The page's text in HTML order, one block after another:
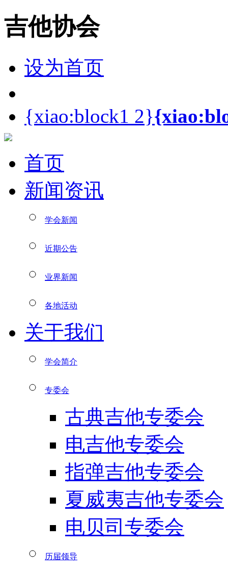
吉他协会
设为首页
{xiao:block1 2}
首页
新闻资讯
学会新闻
近期公告
业界新闻
各地活动
关于我们
学会简介
专委会
古典吉他专委会
电吉他专委会
指弹吉他专委会
夏威夷吉他专委会
电贝司专委会
历届领导